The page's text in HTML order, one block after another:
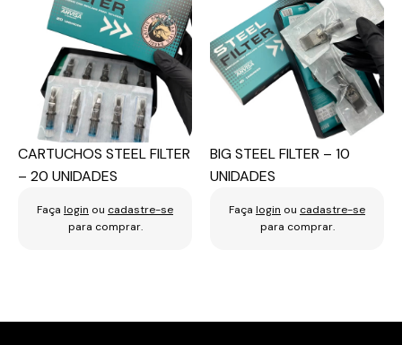
CARTUCHOS STEEL FILTER
– 20 UNIDADES
Faça login ou cadastre-se
para comprar.
BIG STEEL FILTER – 10
UNIDADES
Faça login ou cadastre-se
para comprar.